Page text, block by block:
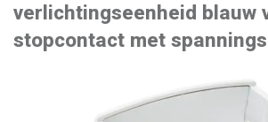
verlichtingseenheid blauw
stopcontact met